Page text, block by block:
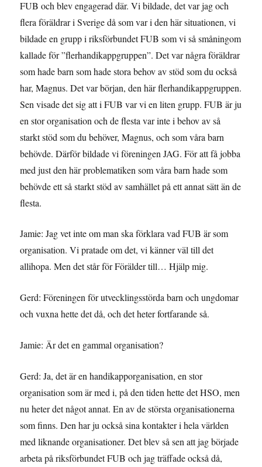
FUB och blev engagerad där. Vi bildade, det var jag och
flera föräldrar i Sverige då som var i den här situationen, vi
bildade en grupp i riksförbundet FUB som vi så småningom
kallade för ”flerhandikappgruppen”. Det var några föräldrar
som hade barn som hade stora behov av stöd som du också
har, Magnus. Det var början, den här flerhandikappgruppen.
Sen visade det sig att i FUB var vi en liten grupp. FUB är ju
en stor organisation och de flesta var inte i behov av så
starkt stöd som du behöver, Magnus, och som våra barn
behövde. Därför bildade vi föreningen JAG. För att få jobba
med just den här problematiken som våra barn hade som
behövde ett så starkt stöd av samhället på ett annat sätt än de
flesta.
Jamie: Jag vet inte om man ska förklara vad FUB är som
organisation. Vi pratade om det, vi känner väl till det
allihopa. Men det står för Förälder till… Hjälp mig.
Gerd: Föreningen för utvecklingsstörda barn och ungdomar
och vuxna hette det då, och det heter fortfarande så.
Jamie: Är det en gammal organisation?
Gerd: Ja, det är en handikapporganisation, en stor
organisation som är med i, på den tiden hette det HSO, men
nu heter det något annat. En av de största organisationerna
som finns. Den har ju också sina kontakter i hela världen
med liknande organisationer. Det blev så sen att jag började
arbeta på riksförbundet FUB och jag träffade också då,